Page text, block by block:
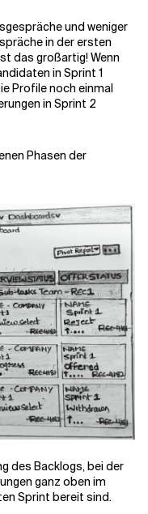
und weniger
in der ersten
das großartig! Wenn
in Sprint 1
Profile noch einmal
in Sprint 2
Phasen der
des Backlogs, bei der
ganz oben im
Sprint bereit sind.